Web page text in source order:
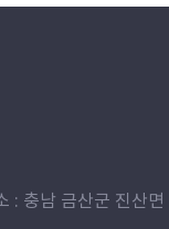
: 충남 금산군 진산